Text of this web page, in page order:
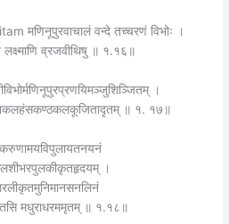
मणिनूपुरवाचालं वन्दे तच्चरणं विभोः ।
लक्ष्माणि व्रजवीथिषु ॥ १.१६॥
।
॥ १. १७॥
।
मधुराधरममृतम् ॥ १.१८॥